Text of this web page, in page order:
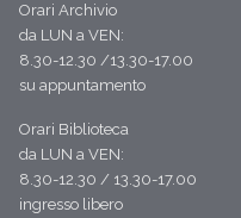
Orari Archivio
da LUN a VEN:
8.30-12.30 /13.30-17.00
su appuntamento
Orari Biblioteca
da LUN a VEN:
8.30-12.30 / 13.30-17.00
ingresso libero